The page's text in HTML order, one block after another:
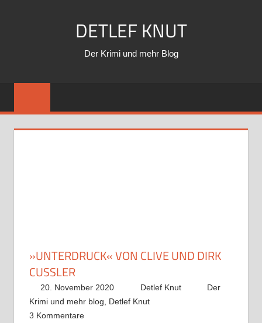
DETLEF KNUT
Der Krimi und mehr Blog
»UNTERDRUCK« VON CLIVE UND DIRK
CUSSLER
20. November 2020 Detlef Knut
Der
Krimi und mehr blog, Detlef Knut
3 Kommentare